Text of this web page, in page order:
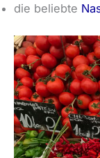
die beliebte